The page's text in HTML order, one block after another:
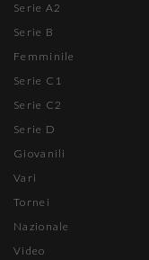
Serie A2
Serie B
Femminile
Serie C1
Serie C2
Serie D
Giovanili
Vari
Tornei
Nazionale
Video